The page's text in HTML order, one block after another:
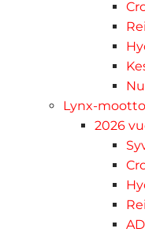
Lynx-
2026